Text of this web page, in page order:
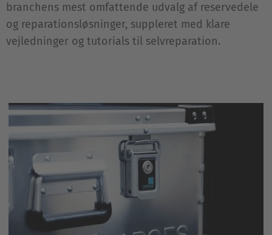
branchens mest omfattende udvalg af reservedele
og reparationsløsninger, suppleret med klare
vejledninger og tutorials til selvreparation.